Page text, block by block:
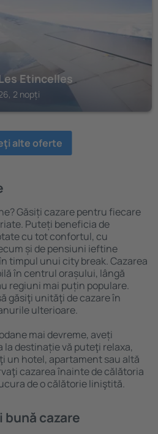
Etincelles
2 nopți
alte oferte
Găsiți cazare pentru fiecare
Puteți beneficia de
cu tot confortul, cu
și de pensiuni ieftine
timpul unui city break. Cazarea
în centrul orașului, lângă
regiuni mai puțin populare.
găsiţi unităţi de cazare în
ulterioare.
mai devreme, aveți
la destinație vă puteţi relaxa,
un hotel, apartament sau altă
cazarea înainte de călătoria
de o călătorie liniştită.
bună cazare